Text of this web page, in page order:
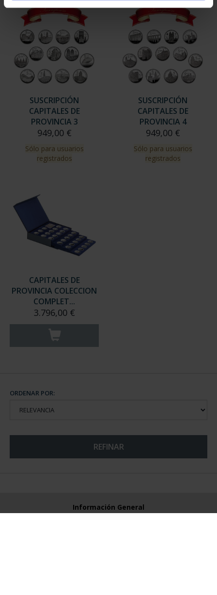
SUSCRIPCIÓN
CAPITALES DE
PROVINCIA 3
949,00 €
Sólo para usuarios
registrados
SUSCRIPCIÓN
CAPITALES DE
PROVINCIA 4
949,00 €
Sólo para usuarios
registrados
CAPITALES DE
PROVINCIA COLECCION
COMPLET...
3.796,00 €
ORDENAR POR:
REFINAR
Información General